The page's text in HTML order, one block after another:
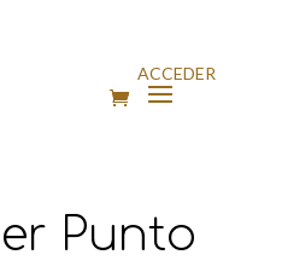
ACCEDER
Punto